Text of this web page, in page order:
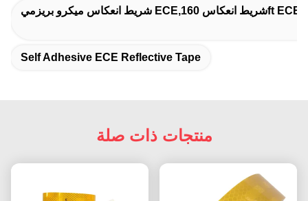
Self Adhesive ECE Reflective Tape
منتجات ذات صلة